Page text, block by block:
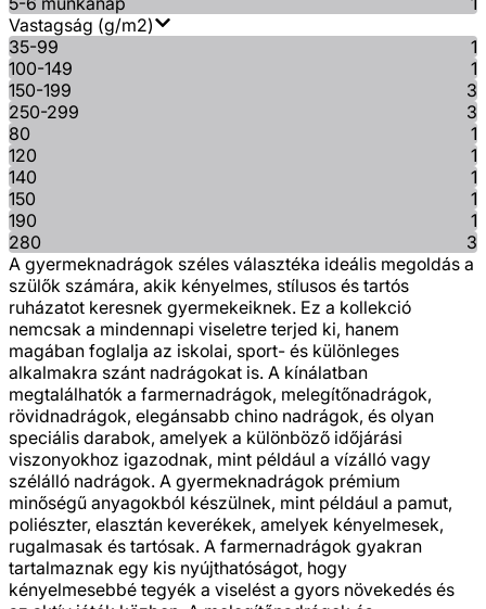
Vastagság (g/m2)
35-99
1
100-149
1
150-199
3
250-299
3
80
1
120
1
140
1
150
1
190
1
280
3
A gyermeknadrágok széles választéka ideális megoldás a
szülők számára, akik kényelmes, stílusos és tartós
ruházatot keresnek gyermekeiknek. Ez a kollekció
nemcsak a mindennapi viseletre terjed ki, hanem
magában foglalja az iskolai, sport- és különleges
alkalmakra szánt nadrágokat is. A kínálatban
megtalálhatók a farmernadrágok, melegítőnadrágok,
rövidnadrágok, elegánsabb chino nadrágok, és olyan
speciális darabok, amelyek a különböző időjárási
viszonyokhoz igazodnak, mint például a vízálló vagy
szélálló nadrágok. A gyermeknadrágok prémium
minőségű anyagokból készülnek, mint például a pamut,
poliészter, elasztán keverékek, amelyek kényelmesek,
rugalmasak és tartósak. A farmernadrágok gyakran
tartalmaznak egy kis nyújthatóságot, hogy
kényelmesebbé tegyék a viselést a gyors növekedés és